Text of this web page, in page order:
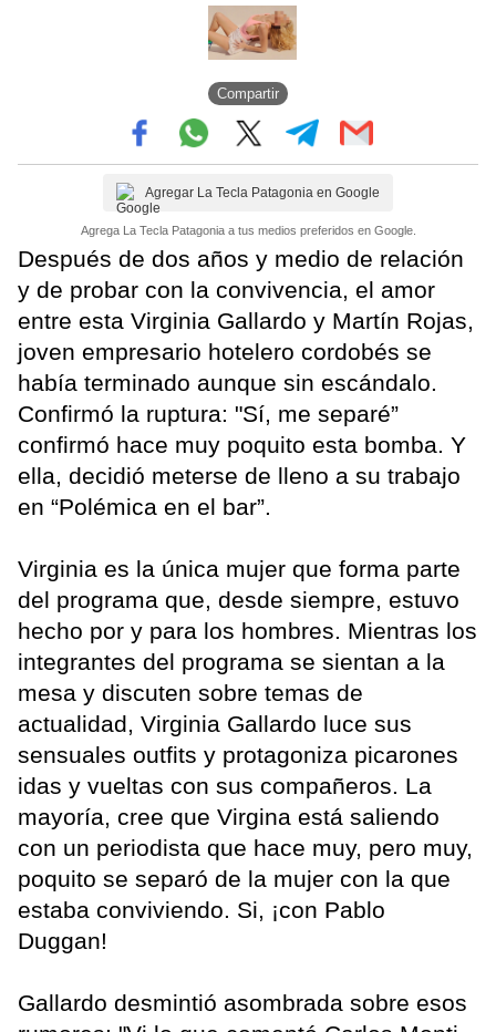
Compartir
Agregar La Tecla Patagonia en Google
Agrega La Tecla Patagonia a tus medios preferidos en Google.
Después de dos años y medio de relación
y de probar con la convivencia, el amor
entre esta Virginia Gallardo y Martín Rojas,
joven empresario hotelero cordobés se
había terminado aunque sin escándalo.
Confirmó la ruptura: "Sí, me separé”
confirmó hace muy poquito esta bomba. Y
ella, decidió meterse de lleno a su trabajo
en “Polémica en el bar”.
Virginia es la única mujer que forma parte
del programa que, desde siempre, estuvo
hecho por y para los hombres. Mientras los
integrantes del programa se sientan a la
mesa y discuten sobre temas de
actualidad, Virginia Gallardo luce sus
sensuales outfits y protagoniza picarones
idas y vueltas con sus compañeros. La
mayoría, cree que Virgina está saliendo
con un periodista que hace muy, pero muy,
poquito se separó de la mujer con la que
estaba conviviendo. Si, ¡con Pablo
Duggan!
Gallardo desmintió asombrada sobre esos